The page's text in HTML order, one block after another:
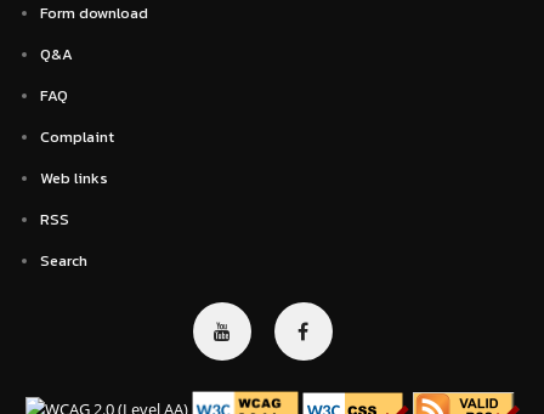
Form download
Q&A
FAQ
Complaint
Web links
RSS
Search